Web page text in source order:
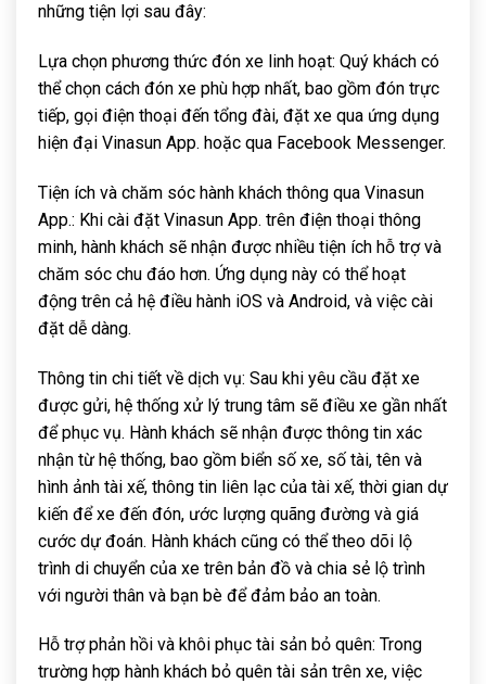
những tiện lợi sau đây:
Lựa chọn phương thức đón xe linh hoạt: Quý khách có
thể chọn cách đón xe phù hợp nhất, bao gồm đón trực
tiếp, gọi điện thoại đến tổng đài, đặt xe qua ứng dụng
hiện đại Vinasun App. hoặc qua Facebook Messenger.
Tiện ích và chăm sóc hành khách thông qua Vinasun
App.: Khi cài đặt Vinasun App. trên điện thoại thông
minh, hành khách sẽ nhận được nhiều tiện ích hỗ trợ và
chăm sóc chu đáo hơn. Ứng dụng này có thể hoạt
động trên cả hệ điều hành iOS và Android, và việc cài
đặt dễ dàng.
Thông tin chi tiết về dịch vụ: Sau khi yêu cầu đặt xe
được gửi, hệ thống xử lý trung tâm sẽ điều xe gần nhất
để phục vụ. Hành khách sẽ nhận được thông tin xác
nhận từ hệ thống, bao gồm biển số xe, số tài, tên và
hình ảnh tài xế, thông tin liên lạc của tài xế, thời gian dự
kiến để xe đến đón, ước lượng quãng đường và giá
cước dự đoán. Hành khách cũng có thể theo dõi lộ
trình di chuyển của xe trên bản đồ và chia sẻ lộ trình
với người thân và bạn bè để đảm bảo an toàn.
Hỗ trợ phản hồi và khôi phục tài sản bỏ quên: Trong
trường hợp hành khách bỏ quên tài sản trên xe, việc